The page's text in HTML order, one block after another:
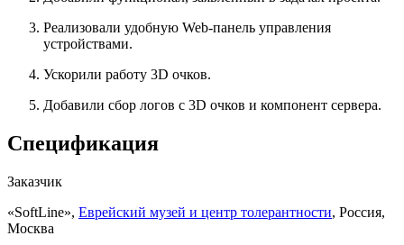
Реализовали удобную Web-панель управления
устройствами.
Ускорили работу 3D очков.
Добавили сбор логов с 3D очков и компонент сервера.
Спецификация
Заказчик
«SoftLine», Еврейский музей и центр толерантности, Россия,
Москва